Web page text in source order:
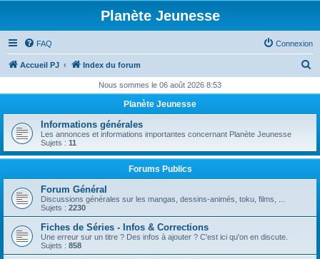
Planète Jeunesse
FAQ Connexion
Accueil PJ Index du forum
h
r
r
Nous sommes le 06 août 2026 8:53
Planète Jeunesse
Informations générales
Les annonces et informations importantes concernant Planète Jeunesse
Sujets : 11
Forums Publics
Forum Général
Discussions générales sur les mangas, dessins-animés, toku, films, ...
Sujets : 2230
Fiches de Séries - Infos & Corrections
Une erreur sur un titre ? Des infos à ajouter ? C'est ici qu'on en discute.
Sujets : 858